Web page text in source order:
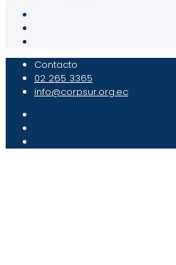
Contacto
02 265 3365
info@corpsur.org.ec